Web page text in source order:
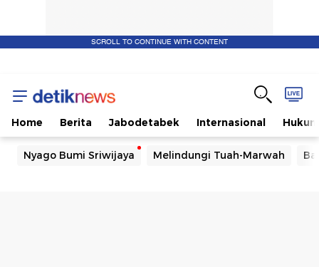
SCROLL TO CONTINUE WITH CONTENT
Home Berita Jabodetabek Internasional Hukum
Nyago Bumi Sriwijaya Melindungi Tuah-Marwah